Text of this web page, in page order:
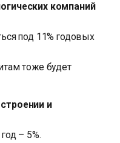
компаний
под 11% годовых
тоже будет
и
– 5%.